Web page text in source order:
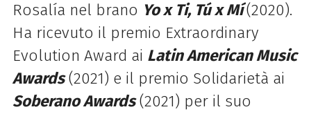
Rosalía nel brano Yo x Ti, Tú x Mí(2020).
Ha ricevuto il premio Extraordinary
Evolution Award ai Latin American Music
Awards(2021) e il premio Solidarietà ai
Soberano Awards(2021) per il suo